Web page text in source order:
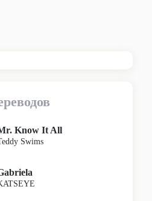
Know It All
Swims